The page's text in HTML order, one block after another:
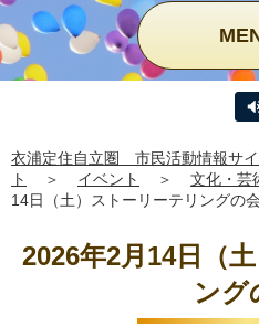
衣浦定住自立圏 市民活動情報サ
ト
＞ イベント ＞ 文化・芸
14日（土）ストーリーテリングの会
2026年2月14日（
ング